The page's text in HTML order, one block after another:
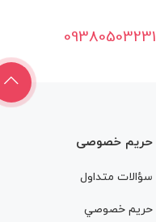
09380503231
حریم خصوصی
سؤالات متداول
حريم خصوصي